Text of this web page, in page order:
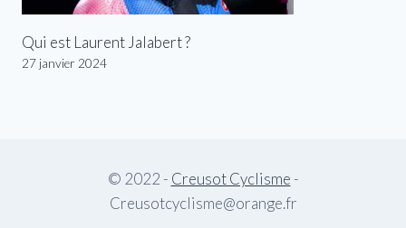
Qui est Laurent Jalabert ?
27 janvier 2024
© 2022 - Creusot Cyclisme -
Creusotcyclisme@orange.fr